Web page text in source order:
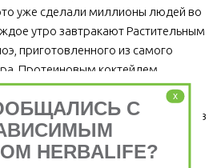
уже сделали миллионы людей во
утро завтракают Растительным
приготовленного из самого
Протеиновым коктейлем
напитком (чай).
важным приемом пищи, который ни в
нельзя!
x
С
HERBALIFE?